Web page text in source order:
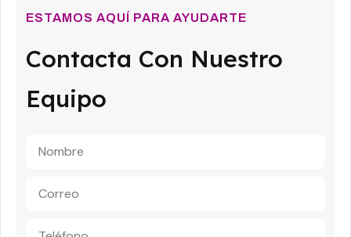
ESTAMOS AQUÍ PARA AYUDARTE
Contacta Con Nuestro
Equipo